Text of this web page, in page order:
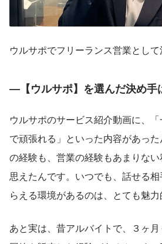
ウルサポでフリーランス営業とし
―【ウルサポ】を選んだ決め手
ウルサポのサービス紹介動画に、
で頑張れる」といった内容があっ
の経験も、営業の経験もあまりな
思えたんです。いつでも、話せる
らえる環境があるのは、とても魅力
あと実は、昔アルバイトで、３ヶ